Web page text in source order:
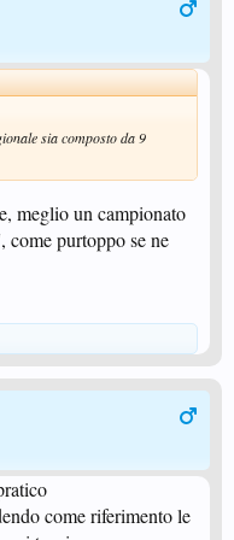
sia composto da 9
meglio un campionato
come purtoppo se ne
come riferimento le